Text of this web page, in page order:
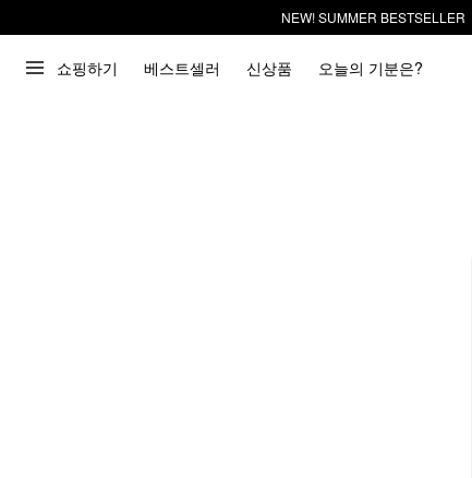
NEW! SUMMER BESTSELLER
쇼핑하기 베스트셀러 신상품 오늘의 기분은?